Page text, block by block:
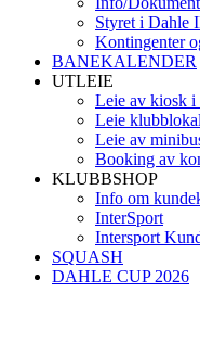
Styret i Dahle
Kontingenter
BANEKALENDER
UTLEIE
Leie av kiosk i
Leie
Leie av
Booking av
KLUBBSHOP
Info om
InterSport
Intersport
SQUASH
DAHLE CUP 2026